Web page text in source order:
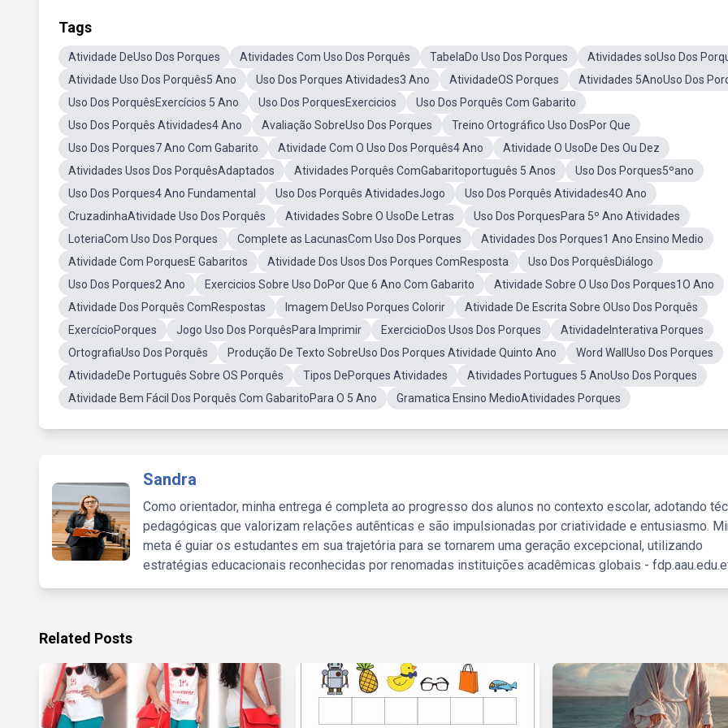
Tags
Atividade DeUso Dos Porques Atividades Com Uso Dos Porquês TabelaDo Uso Dos Porques
Atividades soUso Dos
Atividade Uso Dos Porquês5 Ano
Uso Dos Porques Atividades3 Ano AtividadeOS Porques
Atividades 5AnoUso Dos
Uso Dos PorquêsExercícios 5 Ano
Uso Dos PorquesExercicios
Uso Dos Porquês Com Gabarito
Uso Dos Porquês Atividades4 Ano
Avaliação SobreUso Dos Porques
Treino Ortográfico Uso DosPor Que
Uso Dos Porques7 Ano Com Gabarito
Atividade Com O Uso Dos Porquês4 Ano
Atividade O UsoDe Des Ou Dez
Atividades Usos Dos PorquêsAdaptados
Atividades Porquês ComGabaritoportuguês 5 Anos
Uso Dos Porques5ºano
Uso Dos Porques4 Ano Fundamental
Uso Dos Porquês AtividadesJogo
Uso Dos Porquês Atividades4O Ano
CruzadinhaAtividade Uso Dos Porquês
Atividades Sobre O UsoDe Letras
Uso Dos PorquesPara 5º Ano Atividades
LoteriaCom Uso Dos Porques
Complete as LacunasCom Uso Dos Porques
Atividades Dos Porques1 Ano Ensino Medio
Atividade Com PorquesE Gabaritos
Atividade Dos Usos Dos Porques ComResposta
Uso Dos PorquêsDiálogo
Uso Dos Porques2 Ano
Exercicios Sobre Uso DoPor Que 6 Ano Com Gabarito
Atividade Sobre O Uso Dos Porques1O Ano
Atividade Dos Porquês ComRespostas
Imagem DeUso Porques Colorir
Atividade De Escrita Sobre OUso Dos Porquês
ExercícioPorques
Jogo Uso Dos PorquêsPara Imprimir ExercicioDos Usos Dos Porques
AtividadeInterativa Porques
OrtografiaUso Dos Porquês
Produção De Texto SobreUso Dos Porques Atividade Quinto Ano
Word WallUso Dos Porques
AtividadeDe Português Sobre OS Porquês
Tipos DePorques Atividades
Atividades Portugues 5 AnoUso Dos Porques
Atividade Bem Fácil Dos Porquês Com GabaritoPara O 5 Ano
Gramatica Ensino MedioAtividades Porques
Sandra
Como orientador, minha entrega é completa ao progresso dos alunos no contexto escolar, adotando
pedagógicas que valorizam relações autênticas e são impulsionadas por criatividade e entusiasmo.
meta é guiar os estudantes em sua trajetória para se tornarem uma geração excepcional, utilizando
estratégias educacionais reconhecidas por renomadas instituições acadêmicas globais -
Related Posts